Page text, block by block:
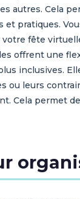
autres. Cela
pratiques.
fête
offrent une
inclusives.
ou leurs
Cela permet